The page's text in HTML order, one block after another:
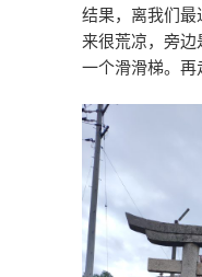
结果，离我们
来很荒凉，旁
一个滑滑梯。再